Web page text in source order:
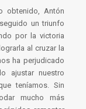
obtenido, Antón
un triunfo
por la victoria
al cruzar la
ha perjudicado
ajustar nuestro
teníamos. Sin
mucho más